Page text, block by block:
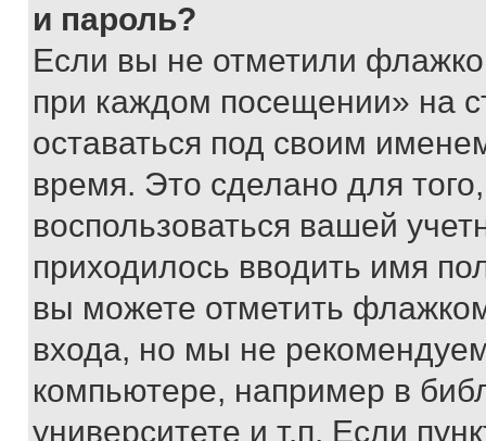
и пароль?
Если вы не отметили
при каждом посещении» на
оставаться под своим
время. Это сделано для
воспользоваться вашей
приходилось вводить имя
вы можете отметить
входа, но мы не
компьютере, например в
университете и т.п. Если